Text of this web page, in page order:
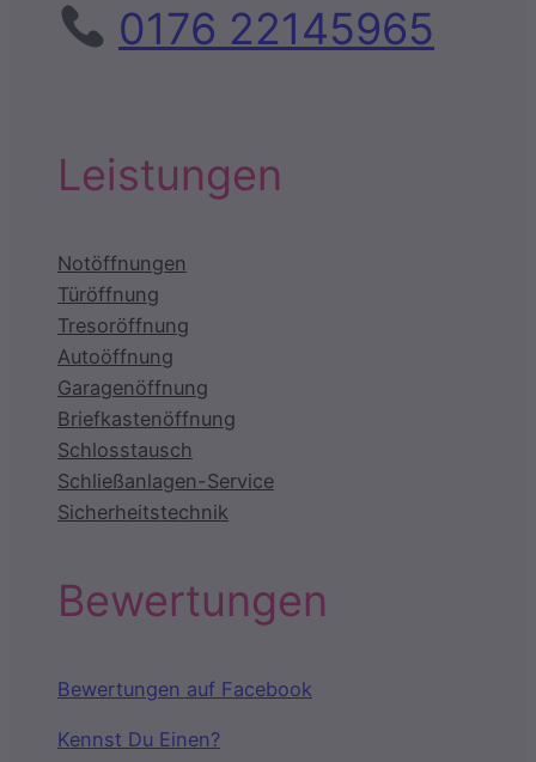
0176 22145965
Leistungen
Notöffnungen
Türöffnung
Tresoröffnung
Autoöffnung
Garagenöffnung
Briefkastenöffnung
Schlosstausch
Schließanlagen-Service
Sicherheitstechnik
Bewertungen
Bewertungen auf Facebook
Kennst Du Einen?